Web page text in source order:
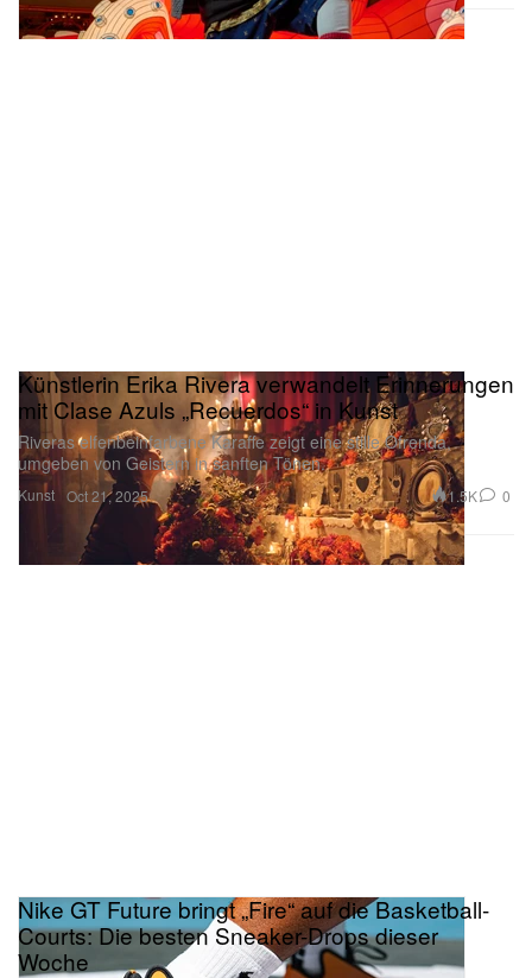
Kunst
Künstlerin Erika Rivera verwandelt Erinnerungen
mit Clase Azuls „Recuerdos“ in Kunst
Riveras elfenbeinfarbene Karaffe zeigt eine stille Ofrenda,
umgeben von Geistern in sanften Tönen.
Oct 21, 2025 1.5K 0
Nike GT Future bringt „Fire“ auf die Basketball-
Courts: Die besten Sneaker-Drops dieser
Woche